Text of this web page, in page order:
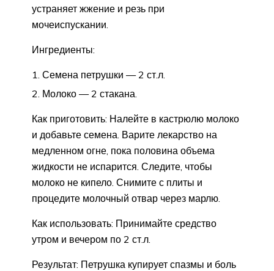
устраняет жжение и резь при
мочеиспускании.
Ингредиенты:
Семена петрушки — 2 ст.л.
Молоко — 2 стакана.
Как приготовить: Налейте в кастрюлю молоко
и добавьте семена. Варите лекарство на
медленном огне, пока половина объема
жидкости не испарится. Следите, чтобы
молоко не кипело. Снимите с плиты и
процедите молочный отвар через марлю.
Как использовать: Принимайте средство
утром и вечером по 2 ст.л.
Результат: Петрушка купирует спазмы и боль